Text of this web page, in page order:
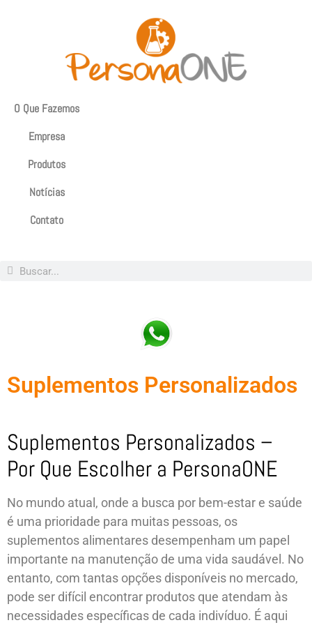
O Que Fazemos
Empresa
Produtos
Notícias
Contato
Suplementos Personalizados
Suplementos Personalizados –
Por Que Escolher a PersonaONE
No mundo atual, onde a busca por bem-estar e saúde
é uma prioridade para muitas pessoas, os
suplementos alimentares desempenham um papel
importante na manutenção de uma vida saudável. No
entanto, com tantas opções disponíveis no mercado,
pode ser difícil encontrar produtos que atendam às
necessidades específicas de cada indivíduo. É aqui